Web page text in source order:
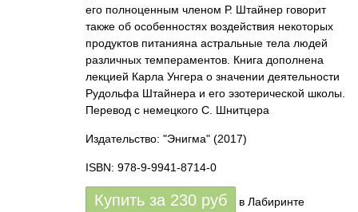
его полноценным членом Р. Штайнер говорит
также об особенностях воздействия некоторых
продуктов питанияна астральные тела людей
различных темпераментов. Книга дополнена
лекцией Карла Унгера о значении деятельности
Рудольфа Штайнера и его эзотерической школы.
Перевод с немецкого С. Шнитцера
Издательство: "Энигма" (2017)
ISBN: 978-9-9941-8714-0
Купить за 230 руб в Лабиринте